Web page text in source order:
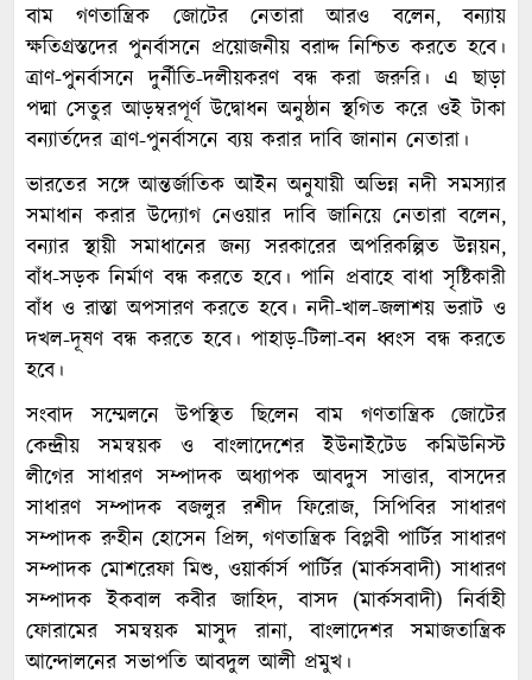
বাম গণতান্ত্রিক জোটের নেতারা আরও বলেন, বন্যায়
ক্ষতিগ্রস্তদের পুনর্বাসনে প্রয়োজনীয় বরাদ্দ নিশ্চিত করতে হবে।
ত্রাণ-পুনর্বাসনে দুর্নীতি-দলীয়করণ বন্ধ করা জরুরি। এ ছাড়া
পদ্মা সেতুর আড়ম্বরপূর্ণ উদ্বোধন অনুষ্ঠান স্থগিত করে ওই টাকা
বন্যার্তদের ত্রাণ-পুনর্বাসনে ব্যয় করার দাবি জানান নেতারা।
ভারতের সঙ্গে আন্তর্জাতিক আইন অনুযায়ী অভিন্ন নদী সমস্যার
সমাধান করার উদ্যোগ নেওয়ার দাবি জানিয়ে নেতারা বলেন,
বন্যার স্থায়ী সমাধানের জন্য সরকারের অপরিকল্পিত উন্নয়ন,
বাঁধ-সড়ক নির্মাণ বন্ধ করতে হবে। পানি প্রবাহে বাধা সৃষ্টিকারী
বাঁধ ও রাস্তা অপসারণ করতে হবে। নদী-খাল-জলাশয় ভরাট ও
দখল-দূষণ বন্ধ করতে হবে। পাহাড়-টিলা-বন ধ্বংস বন্ধ করতে
হবে।
সংবাদ সম্মেলনে উপস্থিত ছিলেন বাম গণতান্ত্রিক জোটের
কেন্দ্রীয় সমন্বয়ক ও বাংলাদেশের ইউনাইটেড কমিউনিস্ট
লীগের সাধারণ সম্পাদক অধ্যাপক আবদুস সাত্তার, বাসদের
সাধারণ সম্পাদক বজলুর রশীদ ফিরোজ, সিপিবির সাধারণ
সম্পাদক রুহীন হোসেন প্রিন্স, গণতান্ত্রিক বিপ্লবী পার্টির সাধারণ
সম্পাদক মোশরেফা মিশু, ওয়ার্কার্স পার্টির (মার্কসবাদী) সাধারণ
সম্পাদক ইকবাল কবীর জাহিদ, বাসদ (মার্কসবাদী) নির্বাহী
ফোরামের সমন্বয়ক মাসুদ রানা, বাংলাদেশর সমাজতান্ত্রিক
আন্দোলনের সভাপতি আবদুল আলী প্রমুখ।